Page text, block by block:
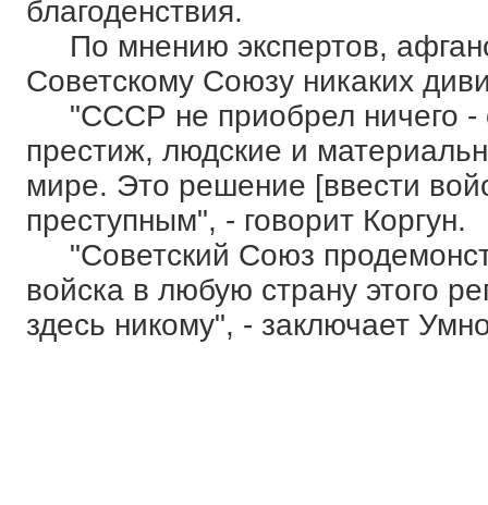
благоденствия.
По мнению экспертов,
Советскому Союзу никаких
"СССР не приобрел ничего -
престиж, людские и
мире. Это решение [ввести
преступным", - говорит Коргун.
"Советский Союз
войска в любую страну этого
здесь никому", - заключает